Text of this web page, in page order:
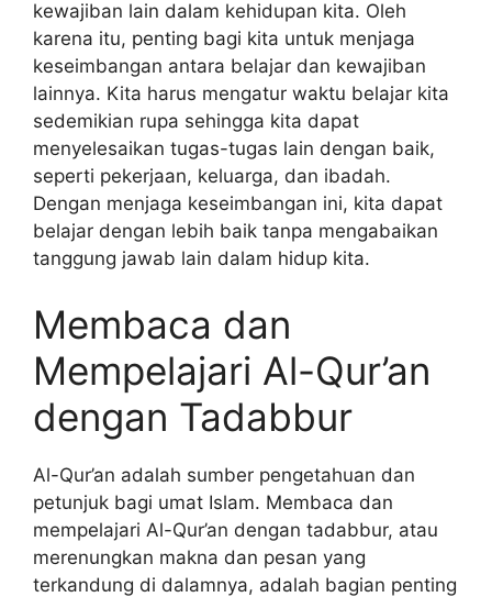
kewajiban lain dalam kehidupan kita. Oleh
karena itu, penting bagi kita untuk menjaga
keseimbangan antara belajar dan kewajiban
lainnya. Kita harus mengatur waktu belajar kita
sedemikian rupa sehingga kita dapat
menyelesaikan tugas-tugas lain dengan baik,
seperti pekerjaan, keluarga, dan ibadah.
Dengan menjaga keseimbangan ini, kita dapat
belajar dengan lebih baik tanpa mengabaikan
tanggung jawab lain dalam hidup kita.
Membaca dan
Mempelajari Al-Qur’an
dengan Tadabbur
Al-Qur’an adalah sumber pengetahuan dan
petunjuk bagi umat Islam. Membaca dan
mempelajari Al-Qur’an dengan tadabbur, atau
merenungkan makna dan pesan yang
terkandung di dalamnya, adalah bagian penting